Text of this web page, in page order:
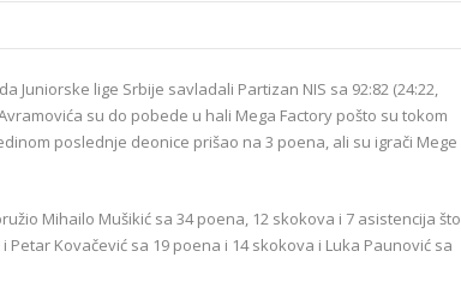
Juniorske lige Srbije savladali Partizan NIS sa 92:82 (24:22,
su do pobede u hali Mega Factory pošto su tokom
poslednje deonice prišao na 3 poena, ali su igrači Mege
Mihailo Mušikić sa 34 poena, 12 skokova i 7 asistencija što
Kovačević sa 19 poena i 14 skokova i Luka Paunović sa